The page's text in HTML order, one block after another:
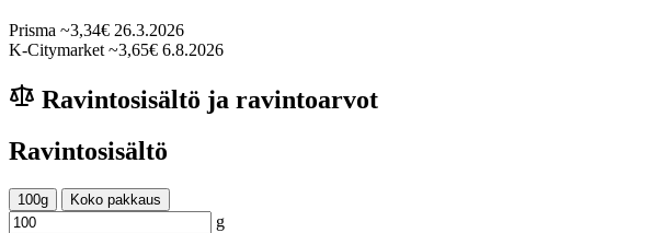
Prisma ~3,34€ 26.3.2026
K-Citymarket ~3,65€ 6.8.2026
Ravintosisältö ja ravintoarvot
Ravintosisältö
100g Koko pakkaus
g